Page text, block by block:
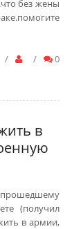
без жены
/ / 0
в
(получил
в армии,